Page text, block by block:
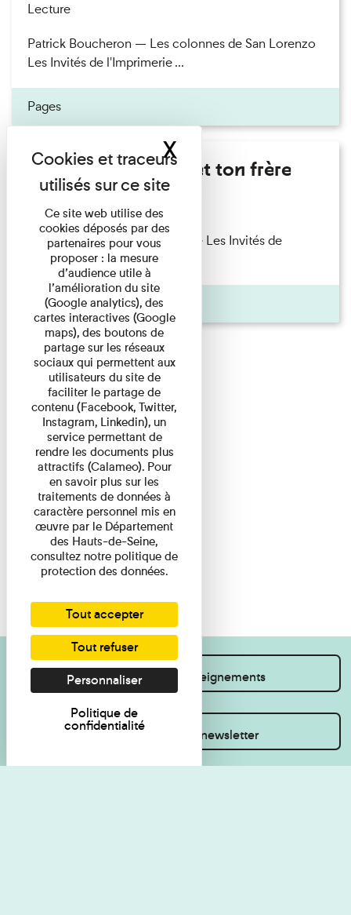
Lecture
Patrick Boucheron — Les colonnes de San Lorenzo
Les Invités de l'Imprimerie ...
Pages
Marie Cosnay - Toi et ton frère
Lecture
Marie Cosnay — Toi et ton frère Les Invités de
l'Imprimerie n°10 À ...
Pages
Je souhaite des renseignements
Inscrivez-vous à la newsletter
Ce site web utilise des
cookies déposés par des
partenaires pour vous
proposer : la mesure
d’audience utile à
l’amélioration du site
(Google analytics), des
cartes interactives (Google
maps), des boutons de
partage sur les réseaux
sociaux qui permettent aux
utilisateurs du site de
faciliter le partage de
contenu (Facebook, Twitter,
Instagram, Linkedin), un
service permettant de
rendre les documents plus
attractifs (Calameo). Pour
en savoir plus sur les
traitements de données à
caractère personnel mis en
œuvre par le Département
des Hauts-de-Seine,
consultez notre politique de
protection des données.
Tout accepter
Tout refuser
Personnaliser
Politique de
confidentialité
XMasquer le